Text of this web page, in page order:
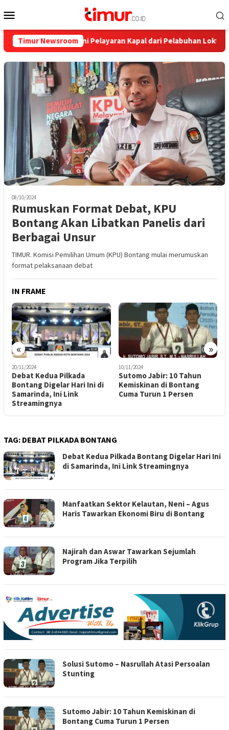
to
Menu
Timur Newsroom
Jadwalnya, Ini Pelayaran Kapal dari Pelabuhan Loktuan Selama
08/10/2024
Rumuskan Format Debat, KPU
Bontang Akan Libatkan Panelis dari
Berbagai Unsur
TIMUR. Komisi Pemilihan Umum (KPU) Bontang mulai merumuskan
format pelaksanaan debat
IN FRAME
« »
20/11/2024
Debat Kedua Pilkada
Bontang Digelar Hari Ini di
Samarinda, Ini Link
Streamingnya
10/11/2024
Sutomo Jabir: 10 Tahun
Kemiskinan di Bontang
Cuma Turun 1 Persen
TAG: DEBAT PILKADA BONTANG
Debat Kedua Pilkada Bontang Digelar Hari Ini
di Samarinda, Ini Link Streamingnya
Manfaatkan Sektor Kelautan, Neni – Agus
Haris Tawarkan Ekonomi Biru di Bontang
Najirah dan Aswar Tawarkan Sejumlah
Program Jika Terpilih
Solusi Sutomo – Nasrullah Atasi Persoalan
Stunting
Sutomo Jabir: 10 Tahun Kemiskinan di
Bontang Cuma Turun 1 Persen